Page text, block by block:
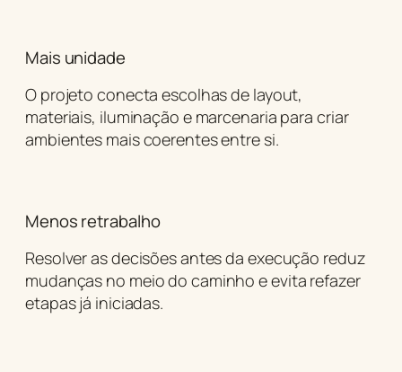
Mais unidade
O projeto conecta escolhas de layout,
materiais, iluminação e marcenaria para criar
ambientes mais coerentes entre si.
Menos retrabalho
Resolver as decisões antes da execução reduz
mudanças no meio do caminho e evita refazer
etapas já iniciadas.